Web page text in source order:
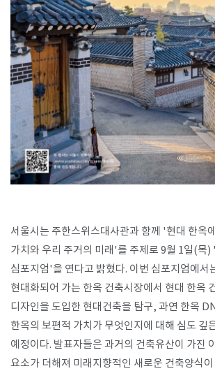
서울시는 주한스위스대사관과 함께 '현대 한옥
가치와 우리 주거의 미래 '를 주제로 9월 1일(목)
심포지엄'을 연다고 밝혔다. 이번 심포지엄에서
현대화되어 가는 한옥 건축시장에서 현대 한옥
디자인을 도입한 현대건축을 탐구, 과연 한옥
한옥의 보편적 가치가 무엇인지에 대해 심도 깊
예정이다. 발표자들은 과거의 건축유산이 가진
요소가 더해져 미래지향적인 새로운 건축양식